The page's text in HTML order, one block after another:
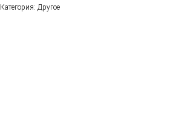
Категория: Другое